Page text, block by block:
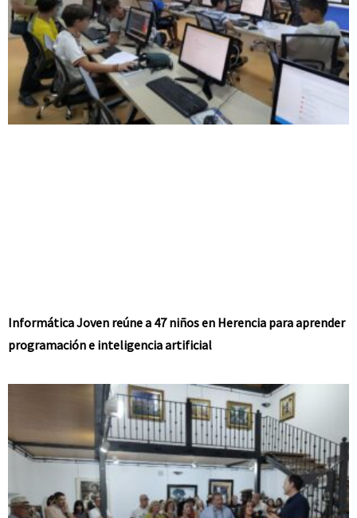
Informática Joven reúne a 47 niños en Herencia para aprender
programación e inteligencia artificial